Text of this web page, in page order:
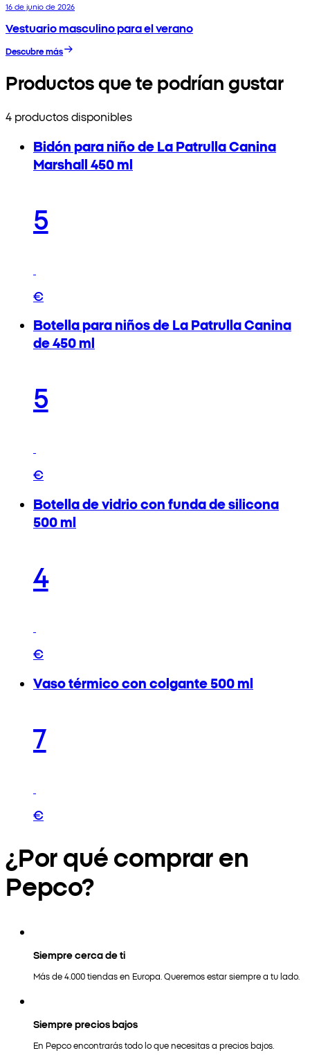
16 de junio de 2026
Vestuario masculino para el verano
Descubre más
Productos que te podrían gustar
4 productos disponibles
Bidón para niño de La Patrulla Canina
Marshall 450 ml
5
€
Botella para niños de La Patrulla Canina
de 450 ml
5
€
Botella de vidrio con funda de silicona
500 ml
4
€
Vaso térmico con colgante 500 ml
7
€
¿Por qué comprar en
Pepco?
Siempre cerca de ti
Más de 4.000 tiendas en Europa. Queremos estar siempre a tu lado.
Siempre precios bajos
En Pepco encontrarás todo lo que necesitas a precios bajos.